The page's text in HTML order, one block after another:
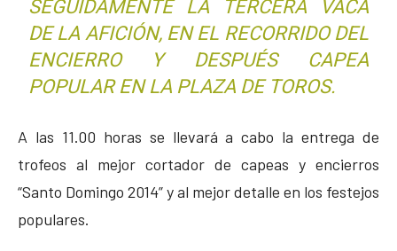
SEGUIDAMENTE LA TERCERA VACA
DE LA AFICIÓN, EN EL RECORRIDO DEL
ENCIERRO Y DESPUÉS CAPEA
POPULAR EN LA PLAZA DE TOROS.
A las 11.00 horas se llevará a cabo la entrega de
trofeos al mejor cortador de capeas y encierros
“Santo Domingo 2014” y al mejor detalle en los festejos
populares.